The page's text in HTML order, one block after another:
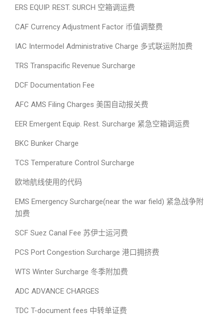
ERS EQUIP. REST. SURCH 空箱调运费
CAF Currency Adjustment Factor 币值调整费
IAC Intermodel Administrative Charge 多式联运附加费
TRS Transpacific Revenue Surcharge
DCF Documentation Fee
AFC AMS Filing Charges 美国自动报关费
EER Emergent Equip. Rest. Surcharge 紧急空箱调运费
BKC Bunker Charge
TCS Temperature Control Surcharge
欧地航线使用的代码
EMS Emergency Surcharge(near the war field) 紧急战争附
加费
SCF Suez Canal Fee 苏伊士运河费
PCS Port Congestion Surcharge 港口拥挤费
WTS Winter Surcharge 冬季附加费
ADC ADVANCE CHARGES
TDC T-document fees 中转单证费